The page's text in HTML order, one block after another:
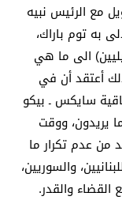
مع الرئيس نبيه
به توم باراك،
الى ما هي
أعتقد أن في
سايكس ـ بيكو
يريدون، ووقت
من عدم تكرار ما
وما على اللبنانيين، والسوريين،
القضاء والقدر.